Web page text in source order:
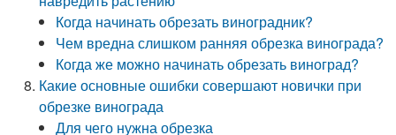
Когда начинать обрезать виноградник?
Чем вредна слишком ранняя обрезка винограда?
Когда же можно начинать обрезать виноград?
Какие основные ошибки совершают новички при
обрезке винограда
Для чего нужна обрезка